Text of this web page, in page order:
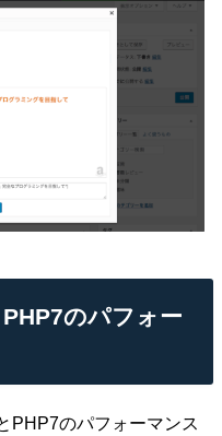
のパフォー
PHP7のパフォーマンス